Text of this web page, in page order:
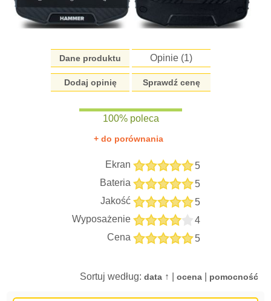
Dane produktu Opinie (1)
Dodaj opinię Sprawdź cenę
100% poleca
+ do porównania
Ekran
5
Bateria
5
Jakość
5
Wyposażenie
4
Cena
5
Sortuj według: data↑ | ocena| pomocność